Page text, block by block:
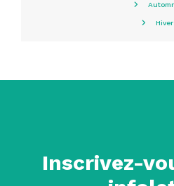
Hiver
Inscrivez-